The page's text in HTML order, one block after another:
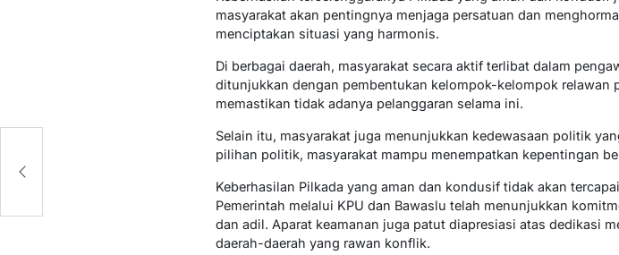
masyarakat akan pentingnya menjaga persatuan dan
menciptakan situasi yang harmonis.
Di berbagai daerah, masyarakat secara aktif terlibat dalam
ditunjukkan dengan pembentukan kelompok-kelompok relawan
memastikan tidak adanya pelanggaran selama ini.
Selain itu, masyarakat juga menunjukkan kedewasaan politik
pilihan politik, masyarakat mampu menempatkan kepentingan
Keberhasilan Pilkada yang aman dan kondusif tidak akan
Pemerintah melalui KPU dan Bawaslu telah menunjukkan
dan adil. Aparat keamanan juga patut diapresiasi atas dedikasi
daerah-daerah yang rawan konflik.